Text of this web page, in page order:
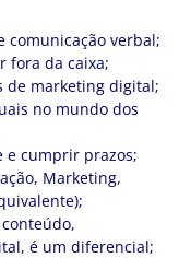
comunicação verbal;
fora da caixa;
de marketing digital;
no mundo dos
e cumprir prazos;
Marketing,
é um diferencial;